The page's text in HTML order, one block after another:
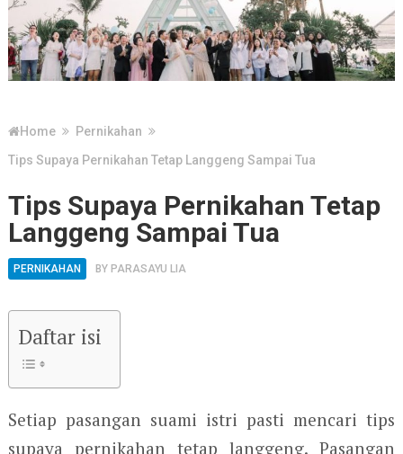
Home
Pernikahan
Tips Supaya Pernikahan Tetap Langgeng Sampai Tua
Tips Supaya Pernikahan Tetap
Langgeng Sampai Tua
PERNIKAHAN BY PARASAYU LIA
Daftar isi
Setiap pasangan suami istri pasti mencari tips
supaya pernikahan tetap langgeng. Pasangan